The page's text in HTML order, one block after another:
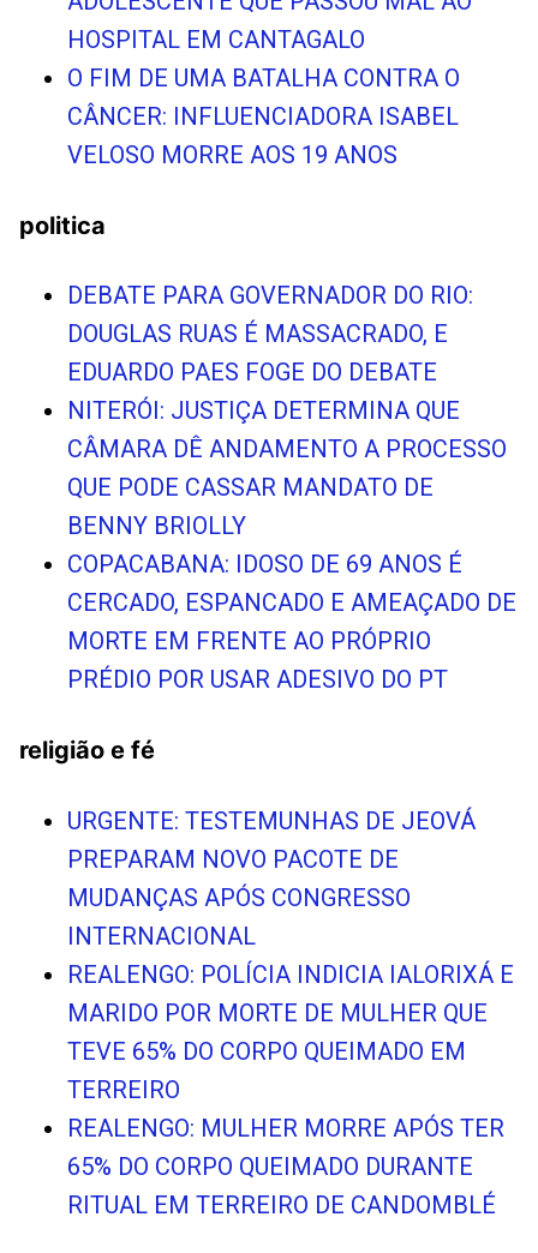
HOSPITAL EM CANTAGALO
O FIM DE UMA BATALHA CONTRA O
CÂNCER: INFLUENCIADORA ISABEL
VELOSO MORRE AOS 19 ANOS
politica
DEBATE PARA GOVERNADOR DO RIO:
DOUGLAS RUAS É MASSACRADO, E
EDUARDO PAES FOGE DO DEBATE
NITERÓI: JUSTIÇA DETERMINA QUE
CÂMARA DÊ ANDAMENTO A PROCESSO
QUE PODE CASSAR MANDATO DE
BENNY BRIOLLY
COPACABANA: IDOSO DE 69 ANOS É
CERCADO, ESPANCADO E AMEAÇADO DE
MORTE EM FRENTE AO PRÓPRIO
PRÉDIO POR USAR ADESIVO DO PT
religião e fé
URGENTE: TESTEMUNHAS DE JEOVÁ
PREPARAM NOVO PACOTE DE
MUDANÇAS APÓS CONGRESSO
INTERNACIONAL
REALENGO: POLÍCIA INDICIA IALORIXÁ E
MARIDO POR MORTE DE MULHER QUE
TEVE 65% DO CORPO QUEIMADO EM
TERREIRO
REALENGO: MULHER MORRE APÓS TER
65% DO CORPO QUEIMADO DURANTE
RITUAL EM TERREIRO DE CANDOMBLÉ